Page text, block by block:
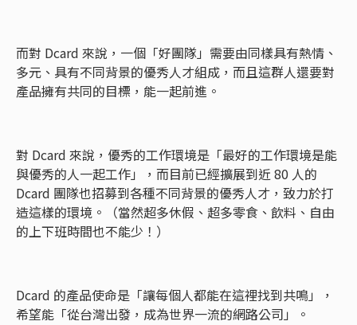
而對 Dcard 來說，一個「好團隊」需要由同樣具有熱情、
多元、具有不同背景的優秀人才組成，而且這群人還要對
產品擁有共同的目標，能一起前進。
對 Dcard 來說，優秀的工作環境是「最好的工作環境是能
與優秀的人一起工作」，而目前已經擴展到近 80 人的
Dcard 團隊也招募到各種不同背景的優秀人才，致力於打
造這樣的環境。（當然超多休假、超多零食、飲料、自由
的上下班時間也不能少！）
Dcard 的產品使命是「讓每個人都能在這裡找到共鳴」，
希望能「從台灣出發，成為世界一流的網路公司」。